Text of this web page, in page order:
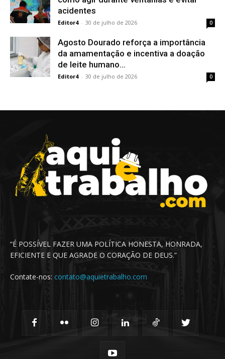
acidentes
Editor4 - 30 de julho de 2026 0
Agosto Dourado reforça a importância
da amamentação e incentiva a doação
de leite humano...
Editor4 - 30 de julho de 2026 0
“É POSSÍVEL FAZER UMA POLÍTICA HONESTA, HONRADA,
EFICIENTE E QUE AGRADE O CORAÇÃO DE DEUS.”
Contate-nos: contato@aquietrabalho.com